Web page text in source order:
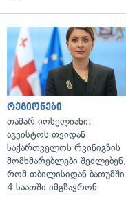
რეგიონები
თამარ იოსელიანი:
აგვისტოს თვიდან
საქართველოს რკინიგზის
მომხმარებლები შეძლებენ,
რომ თბილისიდან ბათუმში
4 საათში იმგზავრონ